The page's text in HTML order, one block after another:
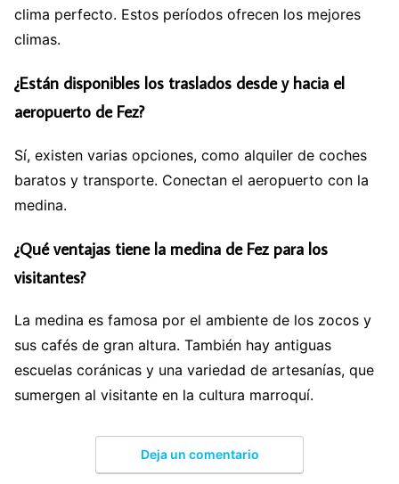
clima perfecto. Estos períodos ofrecen los mejores
climas.
¿Están disponibles los traslados desde y hacia el
aeropuerto de Fez?
Sí, existen varias opciones, como alquiler de coches
baratos y transporte. Conectan el aeropuerto con la
medina.
¿Qué ventajas tiene la medina de Fez para los
visitantes?
La medina es famosa por el ambiente de los zocos y
sus cafés de gran altura. También hay antiguas
escuelas coránicas y una variedad de artesanías, que
sumergen al visitante en la cultura marroquí.
Deja un comentario